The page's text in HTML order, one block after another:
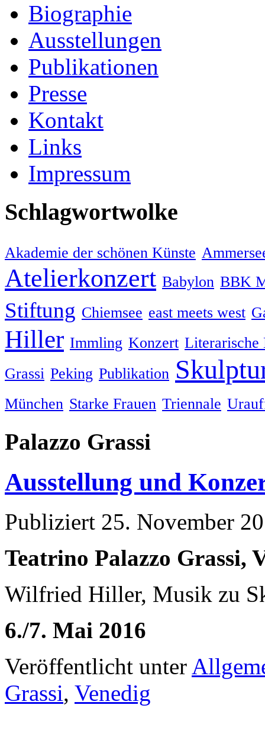
Biographie
Ausstellungen
Publikationen
Presse
Kontakt
Links
Impressum
Schlagwortwolke
Akademie der schönen Künste
Atelierkonzert Babylon BBK
Stiftung Chiemsee east meets west
Hiller Immling Konzert Literarische
Grassi Peking Publikation
München Starke Frauen Triennale
Palazzo Grassi
Ausstellung und
Publiziert 25. November
Teatrino Palazzo Grassi,
Wilfried Hiller, Musik zu
6./7. Mai 2016
Veröffentlicht unter
Grassi, Venedig